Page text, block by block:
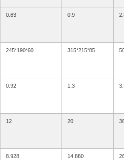
0.63 0.9 2.
245*190*60 315*215*85
0.92 1.3 3.
12 20
8.928 14. 880